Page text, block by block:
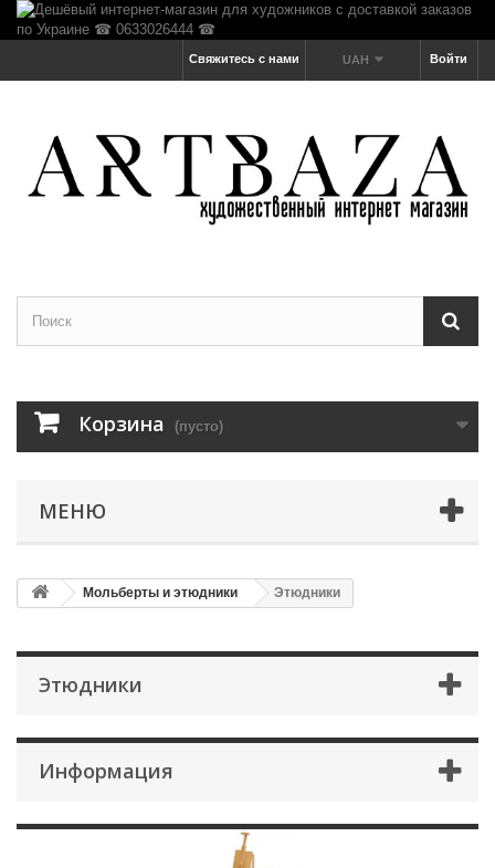
Войти
UAH
Свяжитесь с нами
Корзина (пусто)
МЕНЮ
Мольберты и этюдники Этюдники
Этюдники
Информация